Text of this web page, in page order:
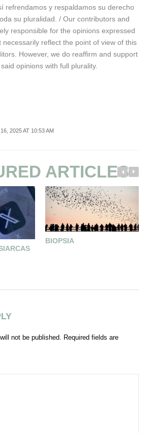
refrendamos y respaldamos su derecho
su pluralidad. / Our contributors and
responsible for the opinions expressed
necessarily reflect the point of view of this
However, we do reaffirm and support
opinions with full plurality.
2025 AT 10:53 AM
ARTICLES
BIOPSIA
not be published. Required fields are